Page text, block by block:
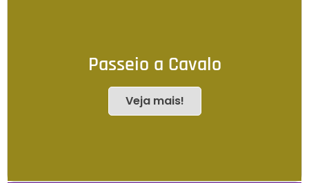
Passeio a Cavalo
Veja mais!